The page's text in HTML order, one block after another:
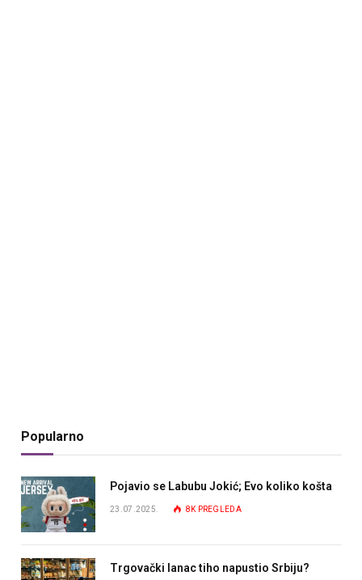
Popularno
Pojavio se Labubu Jokić; Evo koliko košta
23.07.2025. 8K PREGLEDA
Trgovački lanac tiho napustio Srbiju?